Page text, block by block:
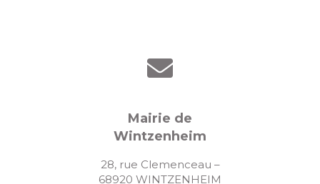
Mairie de
Wintzenheim
28, rue Clemenceau –
68920 WINTZENHEIM